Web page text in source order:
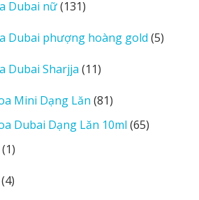
phẩm
Dubai nữ 131131
phẩm
Dubai phượng hoàng gold 55
Dubai Sharjja 1111
phẩm
Mini Dạng Lăn 8181
sản
phẩm
Dubai Dạng Lăn 10ml 6565
11
phẩm
44